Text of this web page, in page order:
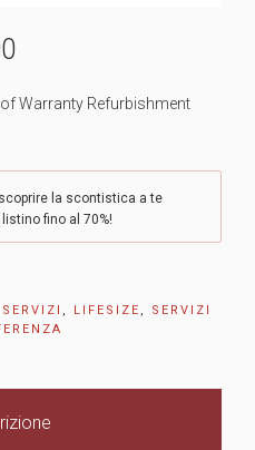
of Warranty Refurbishment
la scontistica a te
fino al 70%!
, LIFESIZE , SERVIZI